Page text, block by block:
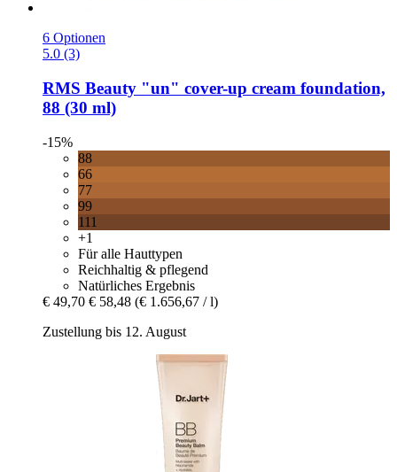
6 Optionen
5.0 (3)
RMS Beauty "un" cover-​up cream foundation,
88 (30 ml)
-15%
88
66
77
99
111
+1
Für alle Hauttypen
Reichhaltig & pflegend
Natürliches Ergebnis
€ 49,70 € 58,48 (€ 1.656,67 / l)
Zustellung bis 12. August